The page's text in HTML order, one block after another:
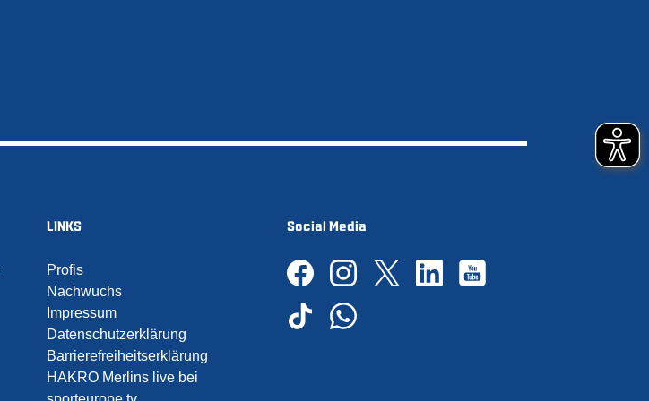
LINKS
Profis
Nachwuchs
Impressum
Datenschutzerklärung
Barrierefreiheitserklärung
HAKRO Merlins live bei
Social Media